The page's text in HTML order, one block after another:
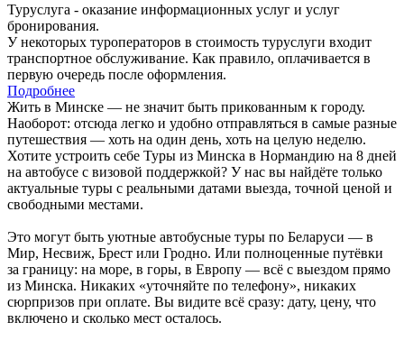
Туруслуга - оказание информационных услуг и услуг
бронирования.
У некоторых туроператоров в стоимость туруслуги входит
транспортное обслуживание. Как правило, оплачивается в
первую очередь после оформления.
Подробнее
Жить в Минске — не значит быть прикованным к городу.
Наоборот: отсюда легко и удобно отправляться в самые разные
путешествия — хоть на один день, хоть на целую неделю.
Хотите устроить себе Туры из Минска в Нормандию на 8 дней
на автобусе с визовой поддержкой? У нас вы найдёте только
актуальные туры с реальными датами выезда, точной ценой и
свободными местами.
Это могут быть уютные автобусные туры по Беларуси — в
Мир, Несвиж, Брест или Гродно. Или полноценные путёвки
за границу: на море, в горы, в Европу — всё с выездом прямо
из Минска. Никаких «уточняйте по телефону», никаких
сюрпризов при оплате. Вы видите всё сразу: дату, цену, что
включено и сколько мест осталось.